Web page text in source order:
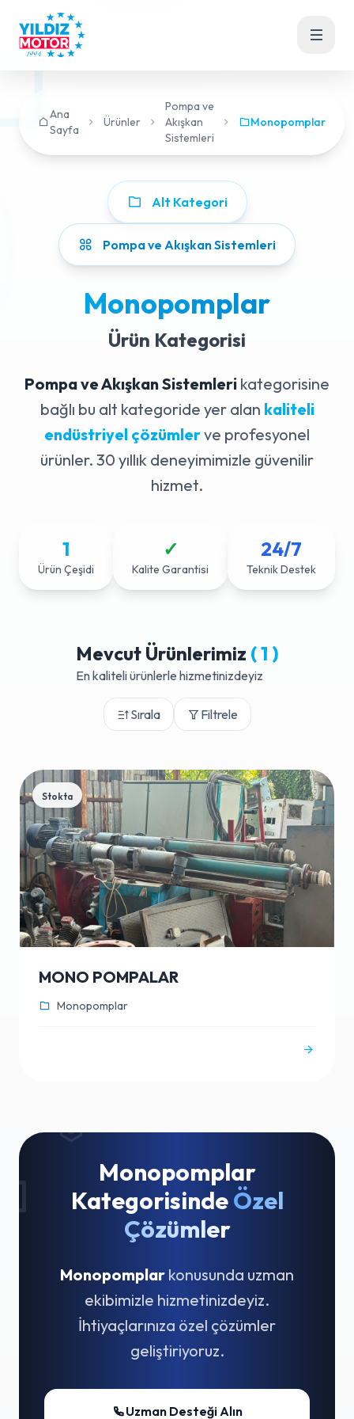
Ana
Sayfa
Ürünler
Pompa ve
Akışkan
Sistemleri
Monopomplar
Alt Kategori
Pompa ve Akışkan Sistemleri
Monopomplar
Ürün Kategorisi
Pompa ve Akışkan Sistemleri kategorisine
bağlı bu alt kategoride yer alan kaliteli
endüstriyel çözümlerve profesyonel
ürünler. 30 yıllık deneyimimizle güvenilir
hizmet.
1
Ürün Çeşidi
✓
Kalite Garantisi
24/7
Teknik Destek
Mevcut Ürünlerimiz ( 1 )
En kaliteli ürünlerle hizmetinizdeyiz
Sırala Filtrele
Stokta
MONO POMPALAR
Monopomplar
Monopomplar
KategorisindeÖzel
Çözümler
Monopomplar konusunda uzman
ekibimizle hizmetinizdeyiz.
İhtiyaçlarınıza özel çözümler
geliştiriyoruz.
Uzman Desteği Alın